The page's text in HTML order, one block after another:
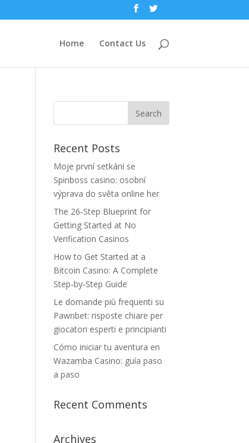
Home Contact Us
Recent Posts
Moje první setkání se
Spinboss casino: osobní
výprava do světa online her
The 26‑Step Blueprint for
Getting Started at No
Verification Casinos
How to Get Started at a
Bitcoin Casino: A Complete
Step‑by‑Step Guide
Le domande più frequenti su
Pawnbet: risposte chiare per
giocatori esperti e principianti
Cómo iniciar tu aventura en
Wazamba Casino: guía paso
a paso
Recent Comments
Archives